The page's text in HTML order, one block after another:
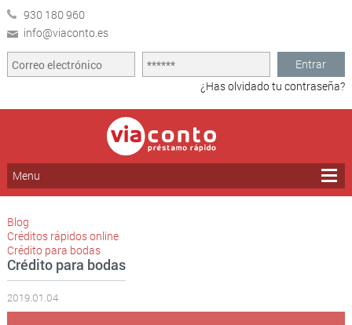
930 180 960
info@viaconto.es
Entrar
¿Has olvidado tu contraseña?
Menu
Blog
Créditos rápidos online
Crédito para bodas
Crédito para bodas
2019.01.04